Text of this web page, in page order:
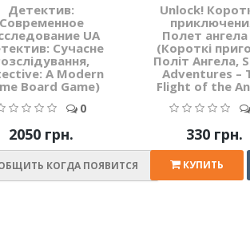
Детектив:
Современное
UA
Сучасне
A Modern
Board Game)
0
2050 грн.
КОГДА ПОЯВИТСЯ
Unlock!
Полет ангела
(Короткі
Політ Ангела,
Adventures –
Flight of the
330 грн.
КУПИТЬ